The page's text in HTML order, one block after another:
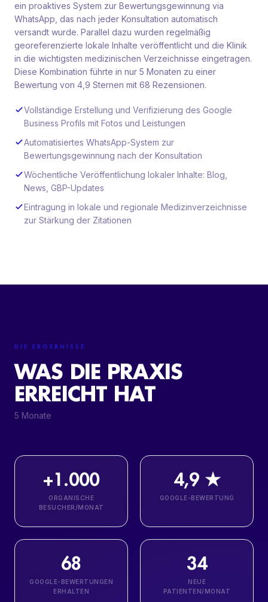
ein proaktives System zur Bewertungsgewinnung via
WhatsApp, das nach jeder Konsultation automatisch
versandt wurde. Parallel dazu wurden regelmäßig
georeferenzierte lokale Inhalte veröffentlicht und die Klinik
in die wichtigsten medizinischen Verzeichnisse eingetragen.
Diese Kombination führte in nur 5 Monaten zu einer
Bewertung von 4,9 Sternen mit 68 Rezensionen.
Vollständige Erstellung und Verifizierung des Google
Business Profils mit Fotos und Leistungen
Automatisiertes WhatsApp-System zur
Bewertungsgewinnung nach der Konsultation
Wöchentliche Veröffentlichung lokaler Inhalte: Blog,
News, GBP-Updates
Eintragung in lokale und regionale Medizinverzeichnisse
zur Stärkung der Zitationen
DIE ERGEBNISSE
WAS DIE PRAXIS
ERREICHT HAT
5 Monate
+1.000
ORGANISCHE
BESUCHER/MONAT
4,9 ★
GOOGLE-BEWERTUNG
68
GOOGLE-BEWERTUNGEN
ERHALTEN
34
NEUE
PATIENTEN/MONAT